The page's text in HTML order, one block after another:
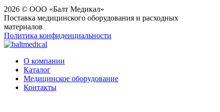
2026 © ООО «Балт Медикал»
Поставка медицинского оборудования и расходных
материалов
Политика конфиденциальности
О компании
Каталог
Медицинское оборудование
Контакты